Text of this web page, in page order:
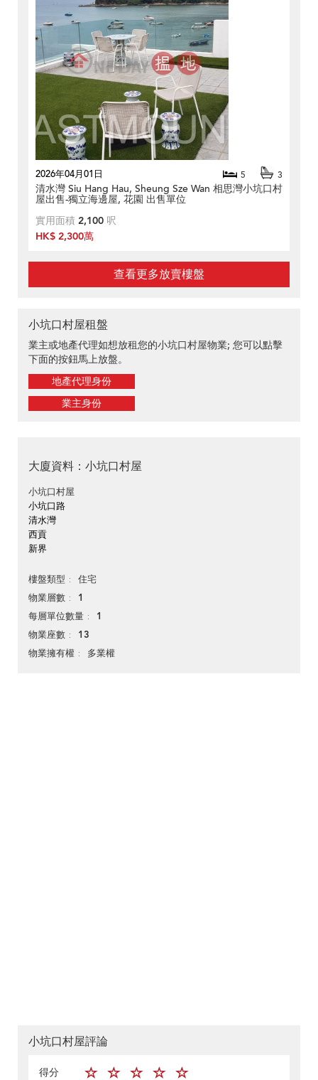
2026年04月01日 5 3
清水灣 Siu Hang Hau, Sheung Sze Wan 相思灣小坑口村
屋出售-獨立海邊屋, 花園 出售單位
實用面積 2,100 呎
HK$ 2,300萬
查看更多放賣樓盤
小坑口村屋租盤
業主或地產代理如想放租您的小坑口村屋物業; 您可以點擊
下面的按鈕馬上放盤。
地產代理身份
業主身份
大廈資料：小坑口村屋
小坑口村屋
小坑口路
清水灣
西貢
新界
樓盤類型 住宅
物業層數 1
每層單位數量 1
物業座數 13
物業擁有權 多業權
小坑口村屋評論
得分